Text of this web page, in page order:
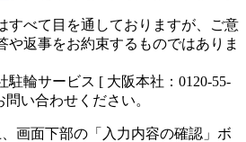
べて目を通しておりますが、ご意
や返事をお約束するものではありま
輪サービス [ 大阪本社：0120-55-
い合わせください。
画面下部の「入力内容の確認」ボ